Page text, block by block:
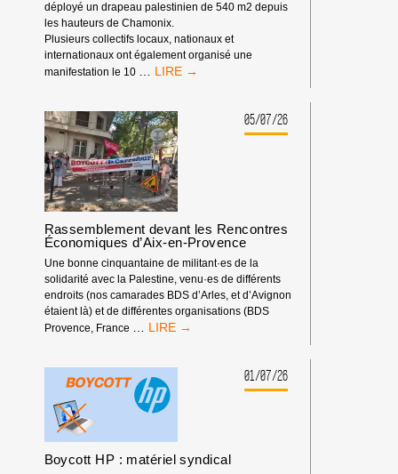
déployé un drapeau palestinien de 540 m2 depuis
les hauteurs de Chamonix.
Plusieurs collectifs locaux, nationaux et
internationaux ont également organisé une
manifestation le 10
BOYCOTT
LA
FÉDÉRATION
ISRAÉLIENNE
D’ESCALADE
DOIT
ÊTRE
EXCLUE
DES
COMPÉTITIONS
INTERNATIONALES
!
05/07/26
Rassemblement devant les Rencontres
Économiques d’Aix-en-Provence
Une bonne cinquantaine de militant·es de la
solidarité avec la Palestine, venu·es de différents
endroits (nos camarades BDS d’Arles, et d’Avignon
étaient là) et de différentes organisations (BDS
Provence, France
RASSEMBLEMENT
RENCONTRES
ÉCONOMIQUES
D’AIX-
01/07/26
Boycott HP : matériel syndical